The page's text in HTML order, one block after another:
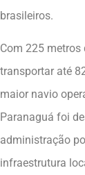
brasileiros.
Com 225
transportar até
maior navio
Paranaguá foi
administração
infraestrutura